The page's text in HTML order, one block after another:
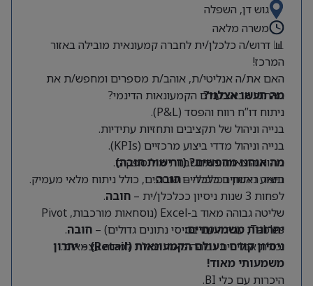
גוש דן, השפלה
משרה מלאה
📊 דרוש/ה כלכלן/ית לחברה קמעונאית מובילה באזור
המרכז!
האם את/ה אנליטי/ת, אוהב/ת מספרים ומחפש/ת את
האתגר הבא בעולם הקמעונאות הדינמי?
מה תעשו אצלנו?
ניתוח דו”ח רווח והפסד (P&L).
בנייה וניהול של תקציבים ותחזיות עתידיות.
בנייה וניהול מדדי ביצוע מרכזיים (KPIs).
ניתוח הוצאות והתחשבנות מול ספקים.
ביצוע ניתוחים כלכליים שוטפים, כולל ניתוח מלאי מעמיק.
מה אנחנו מחפשים? (דרישות חובה)
תואר ראשון בכלכלה –חובה.
לפחות 3 שנות ניסיון ככלכלן/ית –
חובה.
שליטה גבוהה מאוד ב-Excel (נוסחאות מורכבות, Pivot
Tables, עבודה עם בסיסי נתונים גדולים) –
חובה.
יכולת אנליטית גבוהה מאוד ויכולת למידה עצמאית.
יתרונות משמעותיים:
ניסיון קודם בעולם הקמעונאות (Retail) – יתרון
משמעותי מאוד!
היכרות עם כלי BI.